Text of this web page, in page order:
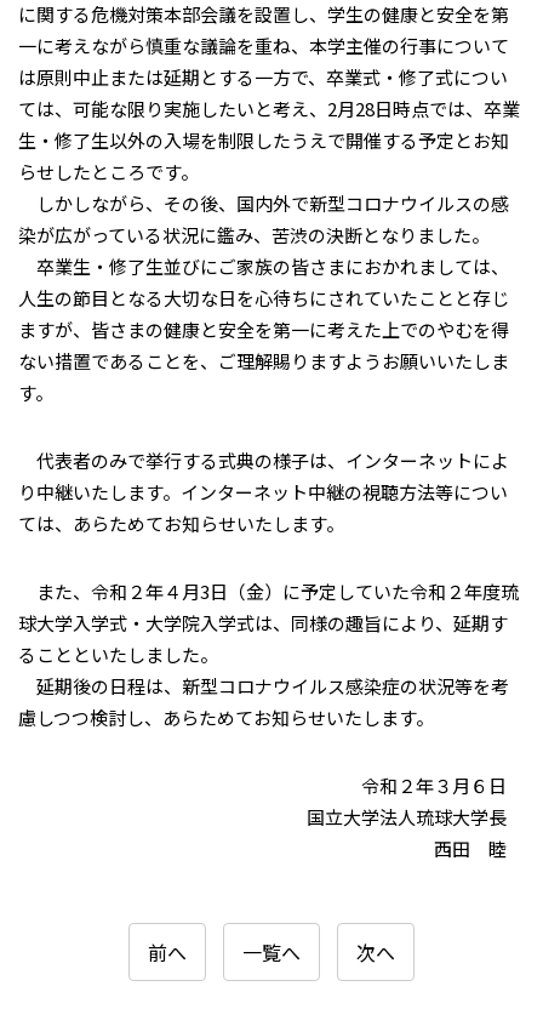
に関する危機対策本部会議を設置し、学生の健康と安全を第
一に考えながら慎重な議論を重ね、本学主催の行事について
は原則中止または延期とする一方で、卒業式・修了式につい
ては、可能な限り実施したいと考え、2月28日時点では、卒業
生・修了生以外の入場を制限したうえで開催する予定とお知
らせしたところです。
しかしながら、その後、国内外で新型コロナウイルスの感
染が広がっている状況に鑑み、苦渋の決断となりました。
卒業生・修了生並びにご家族の皆さまにおかれましては、
人生の節目となる大切な日を心待ちにされていたことと存じ
ますが、皆さまの健康と安全を第一に考えた上でのやむを得
ない措置であることを、ご理解賜りますようお願いいたしま
す。
代表者のみで挙行する式典の様子は、インターネットによ
り中継いたします。インターネット中継の視聴方法等につい
ては、あらためてお知らせいたします。
また、令和２年４月3日（金）に予定していた令和２年度琉
球大学入学式・大学院入学式は、同様の趣旨により、延期す
ることといたしました。
延期後の日程は、新型コロナウイルス感染症の状況等を考
慮しつつ検討し、あらためてお知らせいたします。
令和２年３月６日
国立大学法人琉球大学長
西田 睦
前へ 一覧へ 次へ